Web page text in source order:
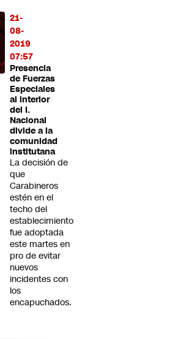
21-
08-
2019
07:57
Presencia
de Fuerzas
Especiales
al interior
del I.
Nacional
divide a la
comunidad
institutana
La decisión de
que
Carabineros
estén en el
techo del
establecimiento
fue adoptada
este martes en
pro de evitar
nuevos
incidentes con
los
encapuchados.